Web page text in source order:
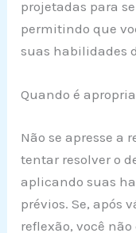
projetadas para
permitindo que
suas habilidades
Quando é
Não se apresse a
tentar resolver o
aplicando suas
prévios. Se, após
reflexão, você